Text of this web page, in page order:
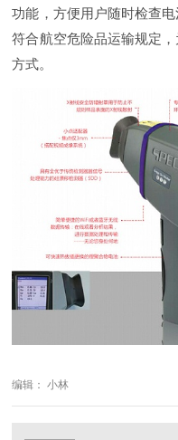
功能，方便用户随时检查
符合航空危险品运输规定
方式。
编辑： 小林